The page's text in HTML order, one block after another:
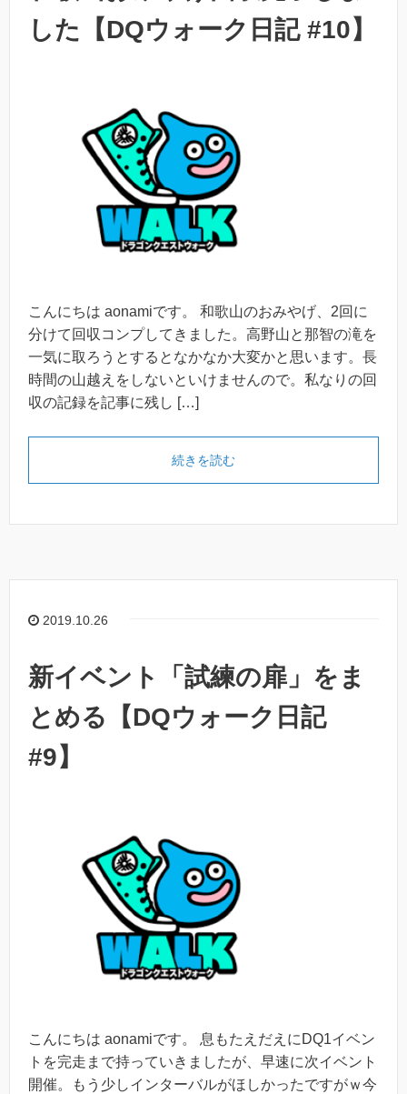
した【DQウォーク日記 #10】
こんにちは aonamiです。 和歌山のおみやげ、2回に
分けて回収コンプしてきました。高野山と那智の滝を
一気に取ろうとするとなかなか大変かと思います。長
時間の山越えをしないといけませんので。私なりの回
収の記録を記事に残し […]
続きを読む
2019.10.26
新イベント「試練の扉」をま
とめる【DQウォーク日記
#9】
こんにちは aonamiです。 息もたえだえにDQ1イベン
トを完走まで持っていきましたが、早速に次イベント
開催。もう少しインターバルがほしかったですがｗ今